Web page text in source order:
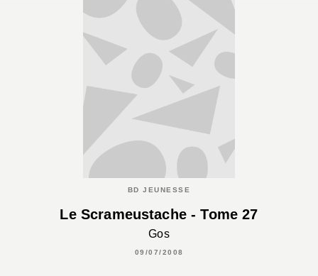
BD JEUNESSE
Le Scrameustache - Tome 27
Gos
09/07/2008